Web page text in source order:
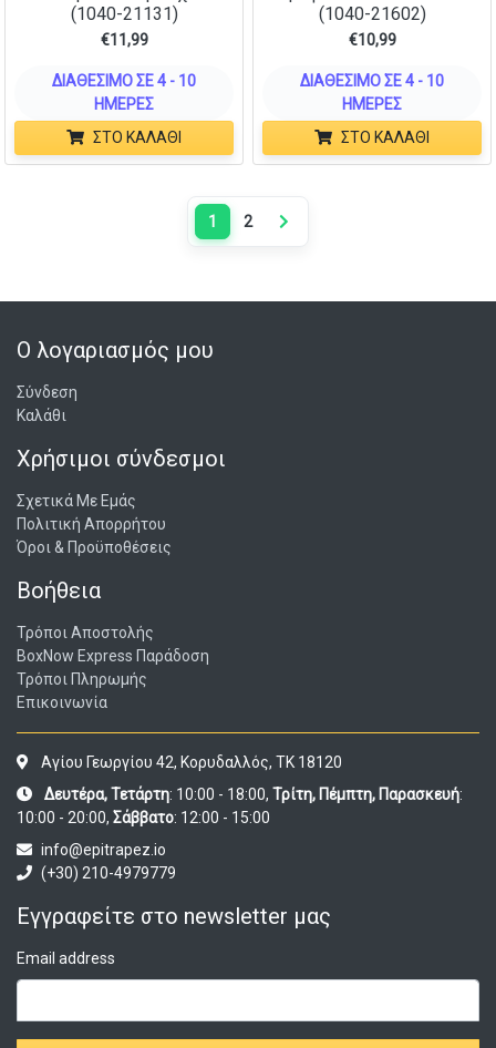
(1040-21131)
€11,99
ΔΙΑΘΈΣΙΜΟ ΣΕ 4 - 10
ΗΜΈΡΕΣ
ΣΤΟ ΚΑΛΆΘΙ
(1040-21602)
€10,99
ΔΙΑΘΈΣΙΜΟ ΣΕ 4 - 10
ΗΜΈΡΕΣ
ΣΤΟ ΚΑΛΆΘΙ
1 2 Next page
Ο λογαριασμός μου
Σύνδεση
Καλάθι
Χρήσιμοι σύνδεσμοι
Σχετικά Με Εμάς
Πολιτική Απορρήτου
Όροι & Προϋποθέσεις
Βοήθεια
Τρόποι Αποστολής
BoxNow Express Παράδοση
Τρόποι Πληρωμής
Επικοινωνία
Αγίου Γεωργίου 42, Κορυδαλλός, ΤΚ 18120
Δευτέρα, Τετάρτη: 10:00 - 18:00, Τρίτη, Πέμπτη, Παρασκευή:
10:00 - 20:00, Σάββατο: 12:00 - 15:00
info@epitrapez.io
(+30) 210-4979779
Εγγραφείτε στο newsletter μας
Email address